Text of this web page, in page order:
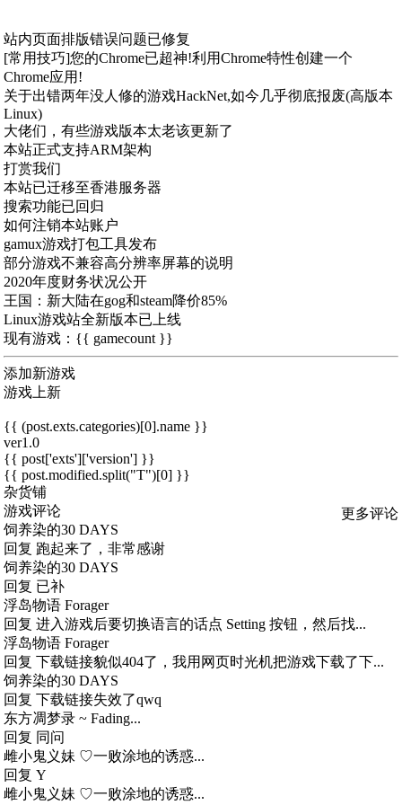
站内页面排版错误问题已修复
[常用技巧]您的Chrome已超神!利用Chrome特性创建一个
Chrome应用!
关于出错两年没人修的游戏HackNet,如今几乎彻底报废(高版本
Linux)
大佬们，有些游戏版本太老该更新了
本站正式支持ARM架构
打赏我们
本站已迁移至香港服务器
搜索功能已回归
如何注销本站账户
gamux游戏打包工具发布
部分游戏不兼容高分辨率屏幕的说明
2020年度财务状况公开
王国：新大陆在gog和steam降价85%
Linux游戏站全新版本已上线
现有游戏：{{ gamecount }}
添加新游戏
游戏上新
{{ (post.exts.categories)[0].name }}
ver1.0
{{ post['exts']['version'] }}
{{ post.modified.split("T")[0] }}
杂货铺
游戏评论
更多评论
饲养染的30 DAYS
回复 跑起来了，非常感谢
饲养染的30 DAYS
回复 已补
浮岛物语 Forager
回复 进入游戏后要切换语言的话点 Setting 按钮，然后找...
浮岛物语 Forager
回复 下载链接貌似404了，我用网页时光机把游戏下载了下...
饲养染的30 DAYS
回复 下载链接失效了qwq
东方凋梦录 ~ Fading...
回复 同问
雌小鬼义妹 ♡一败涂地的诱惑...
回复 Y
雌小鬼义妹 ♡一败涂地的诱惑...